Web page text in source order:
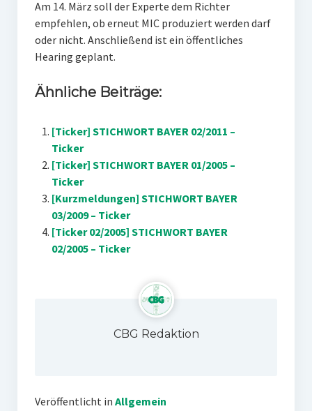
Am 14. März soll der Experte dem Richter
empfehlen, ob erneut MIC produziert werden darf
oder nicht. Anschließend ist ein öffentliches
Hearing geplant.
Ähnliche Beiträge:
[Ticker] STICHWORT BAYER 02/2011 –
Ticker
[Ticker] STICHWORT BAYER 01/2005 –
Ticker
[Kurzmeldungen] STICHWORT BAYER
03/2009 – Ticker
[Ticker 02/2005] STICHWORT BAYER
02/2005 – Ticker
CBG Redaktion
Veröffentlicht in Allgemein